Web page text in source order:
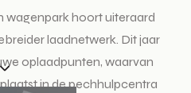
wagenpark hoort uiteraard
laadnetwerk. Dit jaar
oplaadpunten, waarvan
in de pechhulpcentra